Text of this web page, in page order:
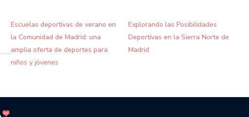
Escuelas deportivas de verano en
la Comunidad de Madrid: una
amplia oferta de deportes para
niños y jóvenes
Explorando las Posibilidades
Deportivas en la Sierra Norte de
Madrid